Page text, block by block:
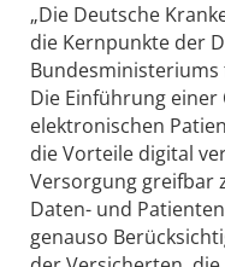
„Die Deutsche
die Kernpunkte der
Die Einführung
elektronischen
die Vorteile digital
Versorgung greifbar
Daten- und
genauso